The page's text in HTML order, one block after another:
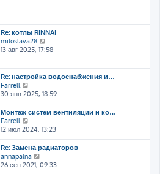
т
и
к
п
с
л
е
д
н
е
м
у
о
о
б
Re: котлы RINNAI
miloslava28
е
е
й
и
п
с
д
н
е
13 авг 2025, 17:58
Re: настройка водоснабжения и…
Farrell
е
р
е
т
к
п
о
30 янв 2025, 18:59
Монтаж систем вентиляции и ко…
Farrell
е
р
е
й
т
12 июл 2024, 13:23
Re: Замена радиаторов
annapalna
е
26 сен 2021, 09:33